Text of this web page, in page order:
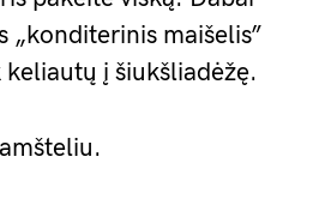
„konditerinis maišelis”
į šiukšliadėžę.